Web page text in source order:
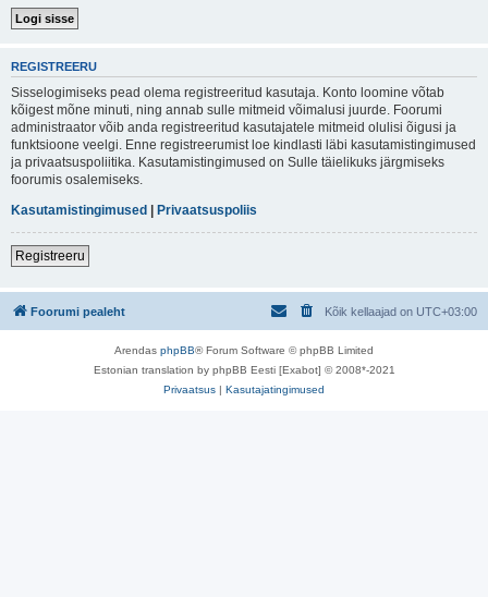
REGISTREERU
Sisselogimiseks pead olema registreeritud kasutaja. Konto loomine võtab
kõigest mõne minuti, ning annab sulle mitmeid võimalusi juurde. Foorumi
administraator võib anda registreeritud kasutajatele mitmeid olulisi õigusi ja
funktsioone veelgi. Enne registreerumist loe kindlasti läbi kasutamistingimused
ja privaatsuspoliitika. Kasutamistingimused on Sulle täielikuks järgmiseks
foorumis osalemiseks.
Kasutamistingimused | Privaatsuspoliis
Registreeru
Foorumi pealeht Kõik kellaajad on UTC+03:00
Arendas phpBB® Forum Software © phpBB Limited
Estonian translation by phpBB Eesti [Exabot] © 2008*-2021
Privaatsus | Kasutajatingimused